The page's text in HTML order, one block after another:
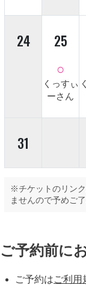
24
25
○
くっすぃ
ーさん
31
※チケットのリン
ませんので予めご
ご予約前に
ご予約はご利用